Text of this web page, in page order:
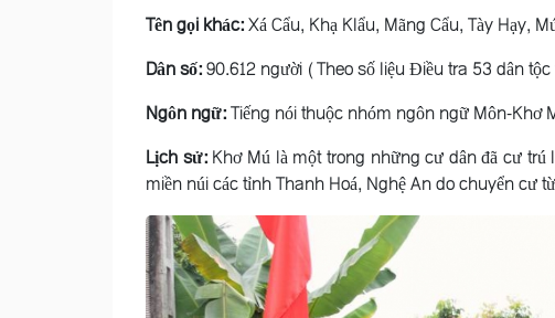
Tên gọi khác:Xá Cẩu, Khạ Klẩu, Mãng Cẩu, Tày Hạy,
Dân số:90.612 người (Theo số liệu Điều tra 53 dân
Ngôn ngữ:Tiếng nói thuộc nhóm ngôn ngữ Môn-
Lịch sử:Khơ Mú là một trong những cư dân đã cư trú
miền núi các tỉnh Thanh Hoá, Nghệ An do chuyển cư